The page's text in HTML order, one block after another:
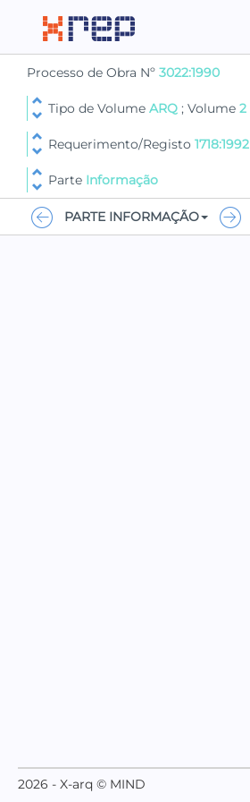
Processo de Obra Nº 3022:1990
Tipo de Volume ARQ ; Volume 2
Requerimento/Registo 1718:1992
Parte Informação
PARTE INFORMAÇÃO
2026 - X-arq © MIND